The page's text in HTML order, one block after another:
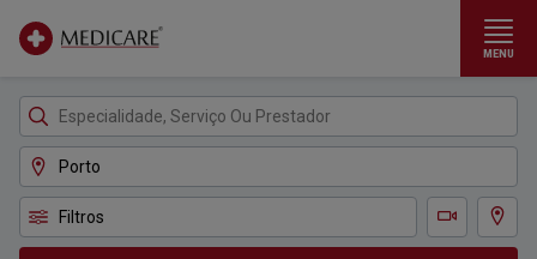
MENU
Filtros
Teleconsulta
Ver